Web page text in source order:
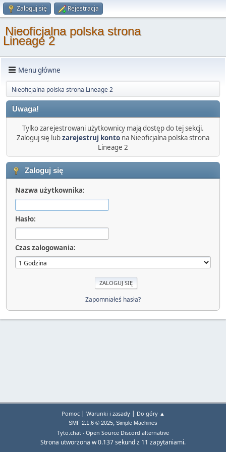
Zaloguj się Rejestracja
Nieoficjalna polska strona
Lineage 2
Menu główne
Nieoficjalna polska strona Lineage 2
Uwaga!
Tylko zarejestrowani użytkownicy mają dostęp do tej sekcji.
Zaloguj się lubzarejestruj konto na Nieoficjalna polska strona
Lineage 2
Zaloguj się
Nazwa użytkownika:
Hasło:
Czas zalogowania:
Zapomniałeś hasła?
Pomoc| Warunki i zasady| Do góry ▲
SMF 2.1.6 © 2025, Simple Machines
Tyto.chat - Open Source Discord alternative
Strona utworzona w 0.137 sekund z 11 zapytaniami.